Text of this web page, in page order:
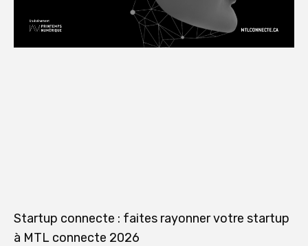
Startup connecte : faites rayonner votre startup
à MTL connecte 2026